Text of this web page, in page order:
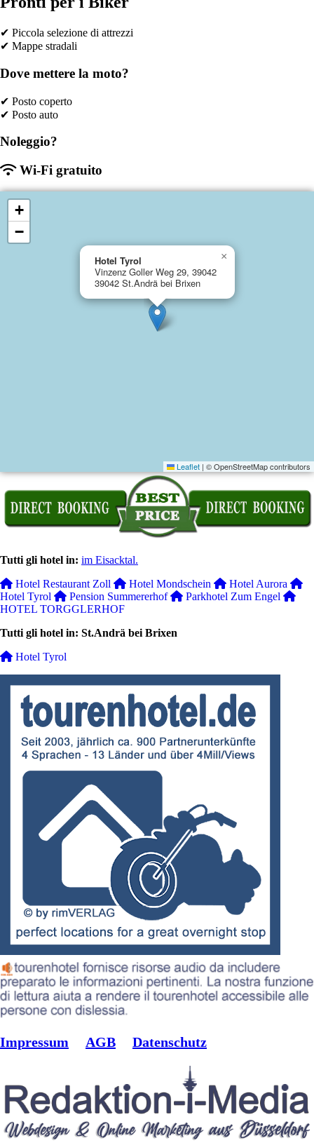
✔ Piccola selezione di attrezzi
✔ Mappe stradali
Dove mettere la moto?
✔ Posto coperto
✔ Posto auto
Noleggio?
Wi-Fi gratuito
Hotel Tyrol
Vinzenz Goller Weg 29, 39042
39042 St.Andrä bei Brixen
×
+
−
Leaflet | © OpenStreetMap contributors
Tutti gli hotel in: im Eisacktal.
Hotel Restaurant Zoll
Hotel Mondschein
Hotel Aurora
Hotel Tyrol
Pension Summererhof
Parkhotel Zum Engel
HOTEL TORGGLERHOF
Tutti gli hotel in: St.Andrä bei Brixen
Hotel Tyrol
Impressum AGB Datenschutz